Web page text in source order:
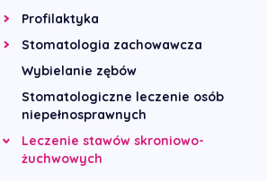
Profilaktyka
Stomatologia zachowawcza
Wybielanie zębów
Stomatologiczne leczenie osób
niepełnosprawnych
Leczenie stawów skroniowo-
żuchwowych